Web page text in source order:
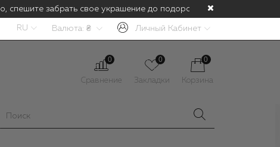
спешите забрать свое украшение до подорожания! С 1 июля будет
RU Валюта: ₴ Личный Кабинет
0
Сравнение
0
Закладки
0
Корзина